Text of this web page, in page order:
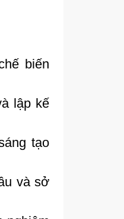
biến
lập kế
tạo
và sở